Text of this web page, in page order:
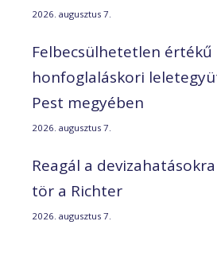
2026. augusztus 7.
Felbecsülhetetlen értékű
honfoglaláskori
Pest megyében
2026. augusztus 7.
Reagál a
tör a Richter
2026. augusztus 7.